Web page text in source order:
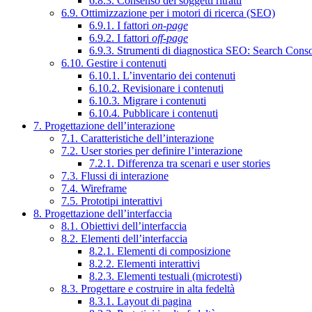
6.9. Ottimizzazione per i motori di ricerca (SEO)
6.9.1. I fattori on-page
6.9.2. I fattori off-page
6.9.3. Strumenti di diagnostica SEO: Search
6.10. Gestire i contenuti
6.10.1. L’inventario dei contenuti
6.10.2. Revisionare i contenuti
6.10.3. Migrare i contenuti
6.10.4. Pubblicare i contenuti
7. Progettazione dell’interazione
7.1. Caratteristiche dell’interazione
7.2. User stories per definire l’interazione
7.2.1. Differenza tra scenari e user stories
7.3. Flussi di interazione
7.4. Wireframe
7.5. Prototipi interattivi
8. Progettazione dell’interfaccia
8.1. Obiettivi dell’interfaccia
8.2. Elementi dell’interfaccia
8.2.1. Elementi di composizione
8.2.2. Elementi interattivi
8.2.3. Elementi testuali (microtesti)
8.3. Progettare e costruire in alta fedeltà
8.3.1. Layout di pagina